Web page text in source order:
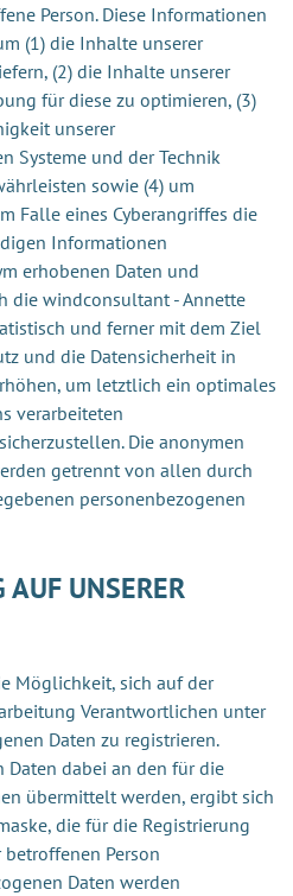
Person. Diese Informationen
(1) die Inhalte unserer
(2) die Inhalte unserer
für diese zu optimieren, (3)
unserer
Systeme und der Technik
sowie (4) um
Falle eines Cyberangriffes die
Informationen
erhobenen Daten und
die windconsultant - Annette
und ferner mit dem Ziel
und die Datensicherheit in
um letztlich ein optimales
verarbeiteten
Die anonymen
getrennt von allen durch
personenbezogenen
AUF UNSERER
Möglichkeit, sich auf der
Verantwortlichen unter
Daten zu registrieren.
Daten dabei an den für die
übermittelt werden, ergibt sich
die für die Registrierung
Person
Daten werden